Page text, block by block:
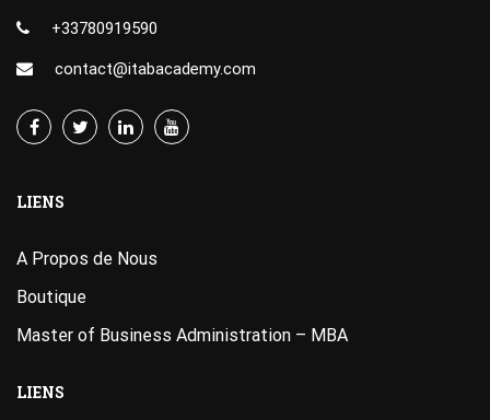
+33780919590
contact@itabacademy.com
LIENS
A Propos de Nous
Boutique
Master of Business Administration – MBA
LIENS